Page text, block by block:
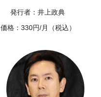
発行者：井上政典
価格：330円/月（税込）